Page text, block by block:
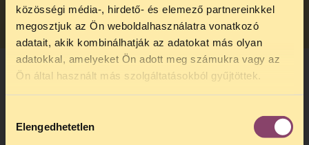
közösségi média-, hirdető- és elemező partnereinkkel
megosztjuk az Ön weboldalhasználatra vonatkozó
adatait, akik kombinálhatják az adatokat más olyan
adatokkal, amelyeket Ön adott meg számukra vagy az
Ön által használt más szolgáltatásokból gyűjtöttek.
kiválasztása
Elengedhetetlen
TELEFONOS JOGSEGÉLY
SZÜNET!
hogytelefonos jogsegélyünk július 27 és